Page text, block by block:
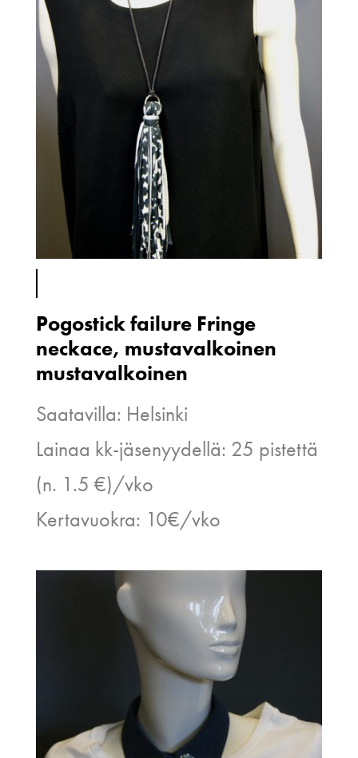
Pogostick failure Fringe
neckace, mustavalkoinen
mustavalkoinen
Saatavilla: Helsinki
Lainaa kk-jäsenyydellä: 25 pistettä
(n. 1.5 €)/vko
Kertavuokra: 10€/vko